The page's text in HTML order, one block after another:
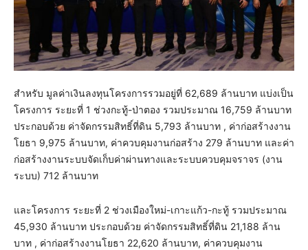
สำหรับ มูลค่าเงินลงทุนโครงการรวมอยู่ที่ 62,689 ล้านบาท แบ่งเป็น
โครงการ ระยะที่ 1 ช่วงกะทู้-ป่าตอง รวมประมาณ 16,759 ล้านบาท
ประกอบด้วย ค่าจัดกรรมสิทธิ์ที่ดิน 5,793 ล้านบาท , ค่าก่อสร้างงาน
โยธา 9,975 ล้านบาท, ค่าควบคุมงานก่อสร้าง 279 ล้านบาท และค่า
ก่อสร้างงานระบบจัดเก็บค่าผ่านทางและระบบควบคุมจราจร (งาน
ระบบ) 712 ล้านบาท
และโครงการ ระยะที่ 2 ช่วงเมืองใหม่-เกาะแก้ว-กะทู้ รวมประมาณ
45,930 ล้านบาท ประกอบด้วย ค่าจัดกรรมสิทธิ์ที่ดิน 21,188 ล้าน
บาท , ค่าก่อสร้างงานโยธา 22,620 ล้านบาท, ค่าควบคุมงาน